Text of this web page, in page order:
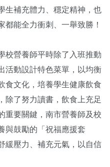
生補充體力、穩定精神，也
都能全力衝刺、一舉致勝！
校營養師平時除了入班推動
活動設計特色菜單，以均衡
食文化，培養學生健康飲食
除了努力讀書，飲食上充足
重要關鍵，南市營養師及校
與鼓勵的「祝福應援套
緩壓力、補充元氣，以自信